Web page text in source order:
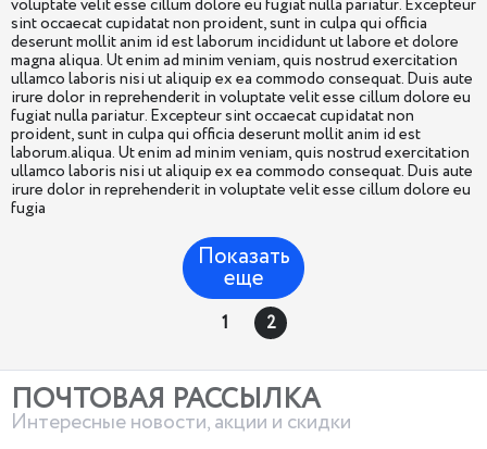
voluptate velit esse cillum dolore eu fugiat nulla pariatur. Excepteur
sint occaecat cupidatat non proident, sunt in culpa qui officia
deserunt mollit anim id est laborum incididunt ut labore et dolore
magna aliqua. Ut enim ad minim veniam, quis nostrud exercitation
ullamco laboris nisi ut aliquip ex ea commodo consequat. Duis aute
irure dolor in reprehenderit in voluptate velit esse cillum dolore eu
fugiat nulla pariatur. Excepteur sint occaecat cupidatat non
proident, sunt in culpa qui officia deserunt mollit anim id est
laborum.aliqua. Ut enim ad minim veniam, quis nostrud exercitation
ullamco laboris nisi ut aliquip ex ea commodo consequat. Duis aute
irure dolor in reprehenderit in voluptate velit esse cillum dolore eu
fugia
Показать
еще
1 2
ПОЧТОВАЯ РАССЫЛКА
Интересные новости, акции и скидки